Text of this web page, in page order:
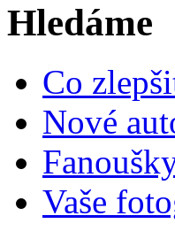
Hledáme
Co
Nové
Vaše